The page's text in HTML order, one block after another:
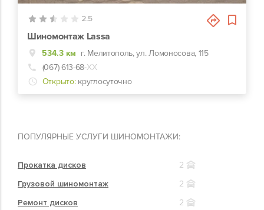
2.5
Шиномонтаж Lassa
534.3 км г. Мелитополь, ул. Ломоносова, 115
(067) 613-68-ХХ
Открыто: круглосуточно
ПОПУЛЯРНЫЕ УСЛУГИ ШИНОМОНТАЖИ:
Прокатка дисков
2
Грузовой шиномонтаж
2
Ремонт дисков
2